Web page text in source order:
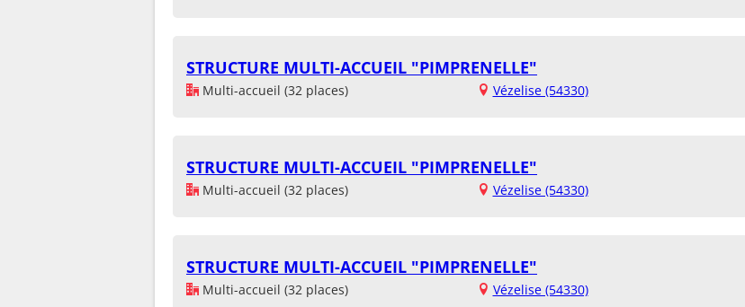
STRUCTURE MULTI-ACCUEIL "PIMPRENELLE"
Multi-accueil (32 places) Vézelise (54330)
STRUCTURE MULTI-ACCUEIL "PIMPRENELLE"
Multi-accueil (32 places) Vézelise (54330)
STRUCTURE MULTI-ACCUEIL "PIMPRENELLE"
Multi-accueil (32 places) Vézelise (54330)